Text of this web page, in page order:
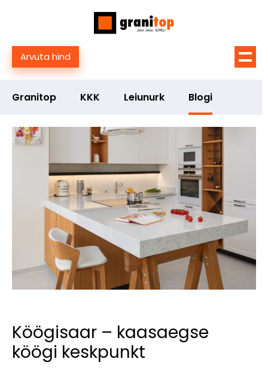
Arvuta hind
Granitop KKK Leiunurk Blogi
Köögisaar – kaasaegse
köögi keskpunkt